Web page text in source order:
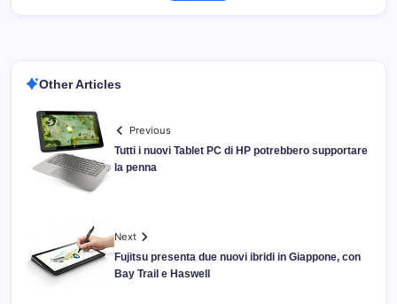
Other Articles
Previous
Tutti i nuovi Tablet PC di HP potrebbero supportare
la penna
Next
Fujitsu presenta due nuovi ibridi in Giappone, con
Bay Trail e Haswell